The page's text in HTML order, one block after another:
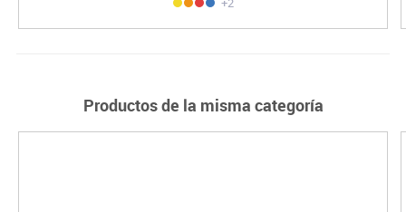
Productos de la misma categoría